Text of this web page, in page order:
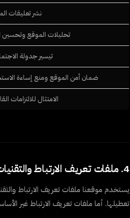
نشر تعليقات
تحليلات الموقع وتحسين
تيسير جدولة
ضمان أمن الموقع ومنع إساءة
الامتثال للالتزامات
4. ملفات تعريف الارتباط والتقنيات المشابهة
يستخدم موقعنا ملفات تعريف الارتباط
تعطيلها. أما ملفات تعريف الارتباط غير